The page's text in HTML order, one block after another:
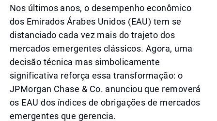
Nos últimos anos, o desempenho econômico
dos Emirados Árabes Unidos (EAU) tem se
distanciado cada vez mais do trajeto dos
mercados emergentes clássicos. Agora, uma
decisão técnica mas simbolicamente
significativa reforça essa transformação: o
JPMorgan Chase & Co. anunciou que removerá
os EAU dos índices de obrigações de mercados
emergentes que gerencia.